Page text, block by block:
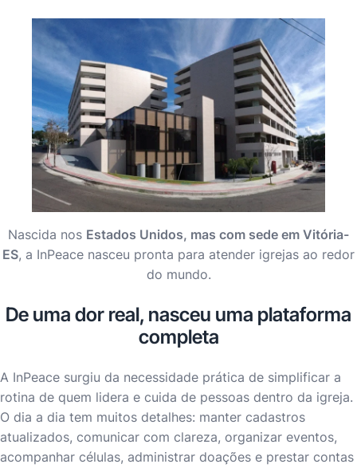
Nascida nos Estados Unidos, mas com sede em Vitória-
ES, a InPeace nasceu pronta para atender igrejas ao redor
do mundo.
De uma dor real, nasceu uma plataforma
completa
A InPeace surgiu da necessidade prática de simplificar a
rotina de quem lidera e cuida de pessoas dentro da igreja.
O dia a dia tem muitos detalhes: manter cadastros
atualizados, comunicar com clareza, organizar eventos,
acompanhar células, administrar doações e prestar contas